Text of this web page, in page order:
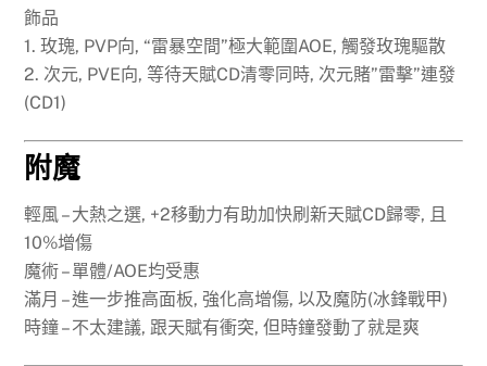
飾品
1. 玫瑰, PVP向, “雷暴空間”極大範圍AOE, 觸發玫瑰驅散
2. 次元, PVE向, 等待天賦CD清零同時, 次元賭”雷擊”連發
(CD1)
附魔
輕風 – 大熱之選, +2移動力有助加快刷新天賦CD歸零, 且
10%增傷
魔術 – 單體/AOE均受惠
滿月 – 進一步推高面板, 強化高增傷, 以及魔防(冰鋒戰甲)
時鐘 – 不太建議, 跟天賦有衝突, 但時鐘發動了就是爽